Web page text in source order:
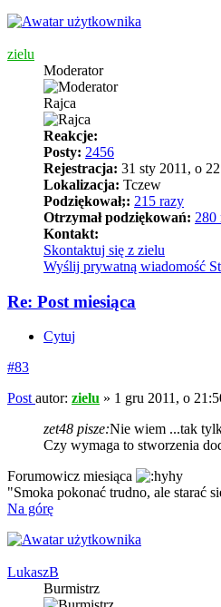
zielu
Moderator
Rajca
Reakcje:
Posty: 2456
Rejestracja: 31 sty 2011, o
Lokalizacja: Tczew
Podziękował;: 215 razy
Otrzymał podziękowań: 280
Kontakt:
Skontaktuj się z zielu
Wyślij prywatną wiadomość
Re: Post miesiąca
Cytuj
#83
Post autor: zielu » 1 gru 2011, o
zet48 pisze:Nie wiem ...tak
Czy wymaga to stworzenia
Forumowicz miesiąca
"Smoka pokonać trudno, ale starać
Na górę
LukaszB
Burmistrz